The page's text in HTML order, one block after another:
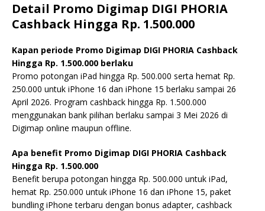
Detail Promo Digimap DIGI PHORIA
Cashback Hingga Rp. 1.500.000
Kapan periode Promo Digimap DIGI PHORIA Cashback
Hingga Rp. 1.500.000 berlaku
Promo potongan iPad hingga Rp. 500.000 serta hemat Rp.
250.000 untuk iPhone 16 dan iPhone 15 berlaku sampai 26
April 2026. Program cashback hingga Rp. 1.500.000
menggunakan bank pilihan berlaku sampai 3 Mei 2026 di
Digimap online maupun offline.
Apa benefit Promo Digimap DIGI PHORIA Cashback
Hingga Rp. 1.500.000
Benefit berupa potongan hingga Rp. 500.000 untuk iPad,
hemat Rp. 250.000 untuk iPhone 16 dan iPhone 15, paket
bundling iPhone terbaru dengan bonus adapter, cashback